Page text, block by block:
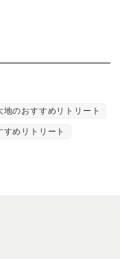
地のおすすめリトリート
すめリトリート